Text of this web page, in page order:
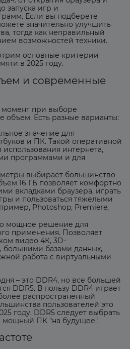
запуска игр и
Если вы подберете
значительно улучшить
тогда как неправильный
возможностей техники.
основные критерии
в 2025 году.
и современные
при выборе
объем. Есть разные варианты:
значение для
и ПК. Такой оперативной
использования интернета,
программами и для
выбирает большинство
16 ГБ позволяет комфортно
вкладками браузера, играть
и пользоваться тяжелыми
Photoshop, Premiere,
мощное решение для
применения. Позволяет
видео 4К, 3D-
базами данных,
работа с виртуальными
– это DDR4, но все большей
DDR5. В пользу DDR4 играет
распространенный
пользователей это
году. DDR5 следует выбрать
мощный ПК "на будущее".